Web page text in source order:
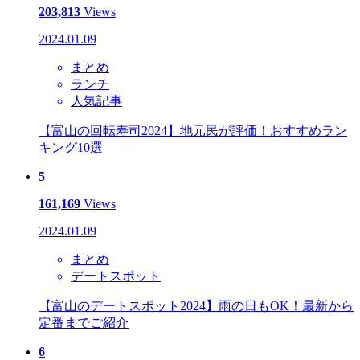
203,813 Views
2024.01.09
まとめ
ランチ
人気記事
【富山の回転寿司2024】地元民が評価！おすすめラン
キング10選
5
161,169 Views
2024.01.09
まとめ
デートスポット
【富山のデートスポット2024】雨の日もOK！最新から
定番までご紹介
6